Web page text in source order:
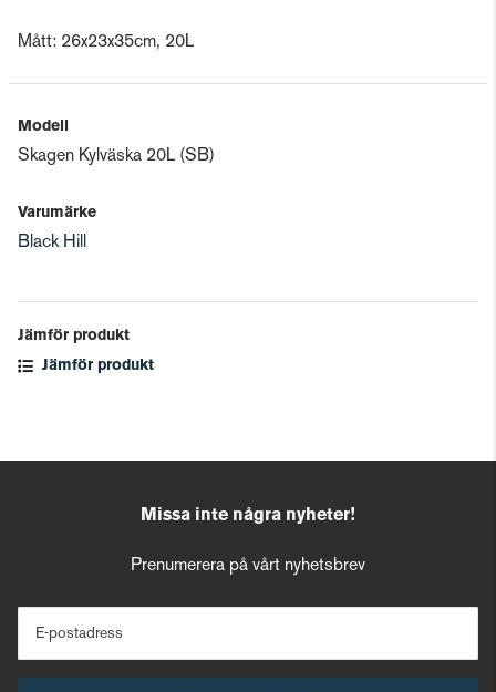
Mått: 26x23x35cm, 20L
Modell
Skagen Kylväska 20L (SB)
Varumärke
Black Hill
Jämför produkt
Jämför produkt
Missa inte några nyheter!
Prenumerera på vårt nyhetsbrev
E-postadress